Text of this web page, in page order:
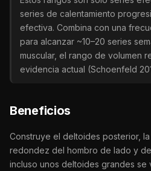
series de calentamiento
efectiva. Combina con una
para alcanzar ~10–20 series
muscular, el rango de volumen
evidencia actual (Schoenfeld
Beneficios
Construye el deltoides posterior,
redondez del hombro de lado y
incluso unos deltoides grandes se